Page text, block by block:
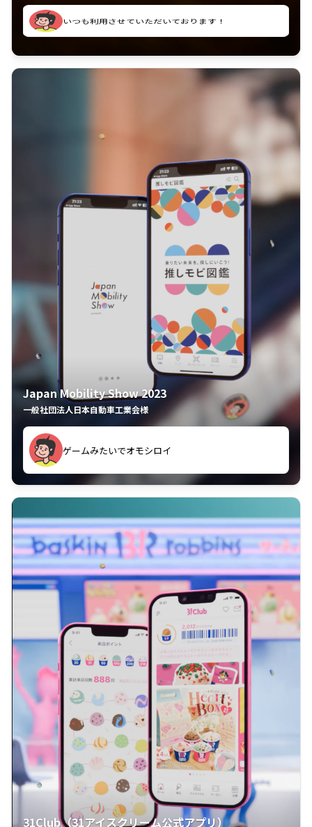
中京テレビのおもしろ番組が視聴可能地域外からも見
いつも利用させていただいております！
Japan Mobility Show 2023
一般社団法人日本自動車工業会様
夢中で推しモビを探してビッグサイトで6時間も滞在
してしまった
久々のモーターショーがアプリでもっと楽しめました
31Club（31アイスクリーム公式アプリ）